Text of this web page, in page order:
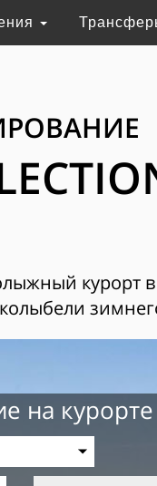
курорт
на